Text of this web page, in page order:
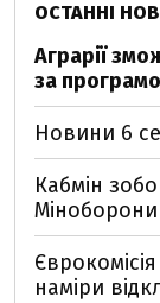
ОСТАННІ
Аграрії
за
Новини 6
Кабмін
Міноборони
наміри